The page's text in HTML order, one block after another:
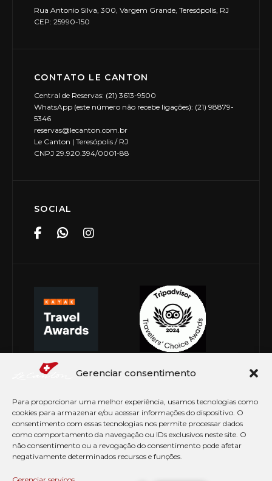
Gerenciar consentimento
Para proporcionar uma melhor experiência, usamos tecnologias como
cookies para armazenar e/ou acessar informações do dispositivo. O
consentimento com essas tecnologias nos permite processar dados
como comportamento da navegação ou IDs exclusivos neste site. O
não consentimento ou a revogação do consentimento pode afetar
negativamente determinados recursos e funções.
Rua Antonio Silva, 300, Vargem Grande, Teresópolis, RJ
CEP: 25990-150
CONTATO LE CANTON
Central de Reservas: (21) 3613-9500
WhatsApp (este número não recebe ligações): (21) 98879-
5346
reservas@lecanton.com.br
Le Canton | Teresópolis / RJ
CNPJ 29.920.394/0001-88
SOCIAL
© Copyright 2026 Le Canton. Todos os direitos